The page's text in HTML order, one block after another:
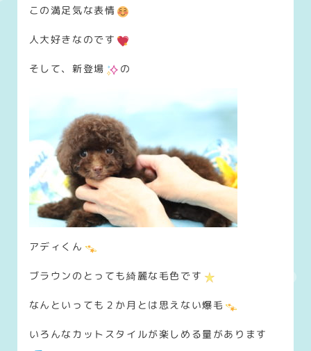
この満足気な表情
人大好きなのです
そして、新登場 の
アディくん
ブラウンのとっても綺麗な毛色です
なんといっても２か月とは思えない爆毛
いろんなカットスタイルが楽しめる量があります